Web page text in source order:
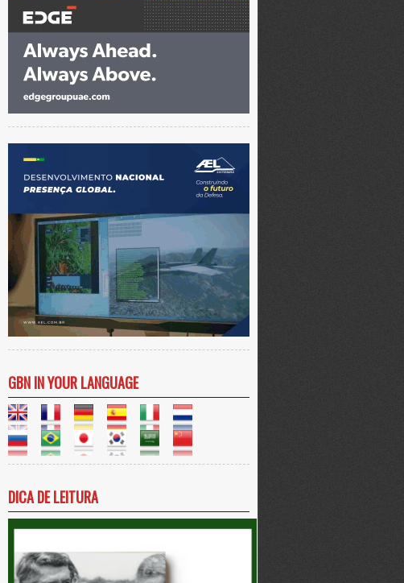
GBN IN YOUR LANGUAGE
DICA DE LEITURA